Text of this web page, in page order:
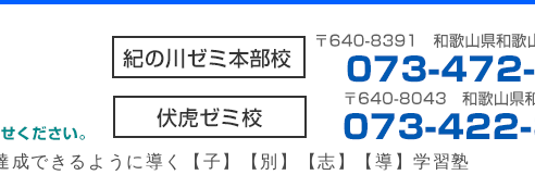
個別指導 e school 紀の川ゼミ本部校・伏虎ゼミ校｜和歌山市
成できるように導く【子】【別】【志】【導】学習塾